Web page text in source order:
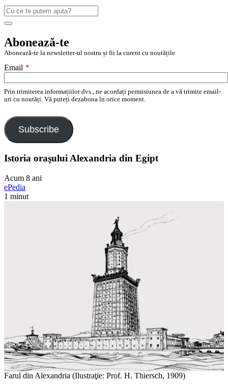
Caută
după:
Search
Abonează-te
Abonează-te la newsletter-ul nostru și fii la curent cu noutățile
Email *
Prin trimiterea informațiilor dvs., ne acordați permisiunea de a vă trimite email-
uri cu noutăți. Vă puteți dezabona în orice moment.
Subscribe
Istoria oraşului Alexandria din Egipt
Acum 8 ani
ePedia
1 minut
Farul din Alexandria (Ilustraţie: Prof. H. Thiersch, 1909)